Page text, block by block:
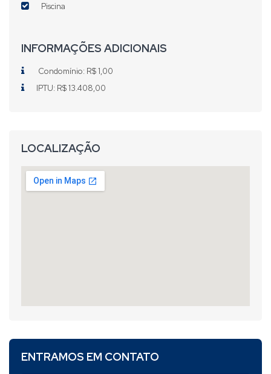
Piscina
INFORMAÇÕES ADICIONAIS
Condomínio: R$ 1,00
IPTU: R$ 13.408,00
LOCALIZAÇÃO
ENTRAMOS EM CONTATO